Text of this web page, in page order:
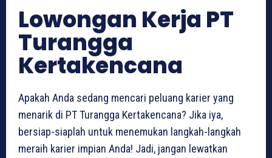
Lowongan Kerja PT
Turangga
Kertakencana
Apakah Anda sedang mencari peluang karier yang
menarik di PT Turangga Kertakencana? Jika iya,
bersiap-siaplah untuk menemukan langkah-langkah
meraih karier impian Anda! Jadi, jangan lewatkan